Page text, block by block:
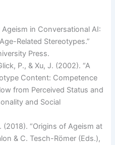
in Conversational AI:
Related Stereotypes.”
Press.
P., & Xu, J. (2002). “A
Content: Competence
from Perceived Status and
and Social
(2018). “Origins of Ageism at
& C. Tesch-Römer (Eds.),